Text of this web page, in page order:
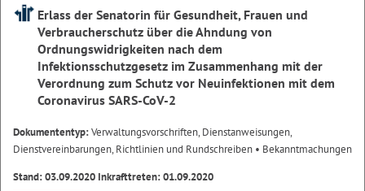
Erlass der Senatorin für Gesundheit, Frauen und
Verbraucherschutz über die Ahndung von
Ordnungswidrigkeiten nach dem
Infektionsschutzgesetz im Zusammenhang mit der
Verordnung zum Schutz vor Neuinfektionen mit dem
Coronavirus SARS-CoV-2
Dokumententyp:Verwaltungsvorschriften, Dienstanweisungen,
Dienstvereinbarungen, Richtlinien und Rundschreiben • Bekanntmachungen
Stand: 03.09.2020 Inkrafttreten: 01.09.2020